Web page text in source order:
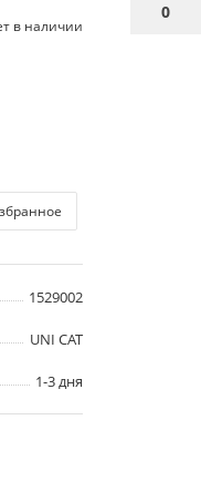
0
в наличии
1529002
UNI CAT
1-3 дня